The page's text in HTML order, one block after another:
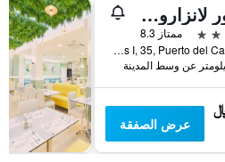
باكور لانزاروت سبلاش
ممتاز 8.3
Avenida Juan Carlos I, 35, Puerto del Carmen, لنزاروته, أسبانيا
عرض الصفقة